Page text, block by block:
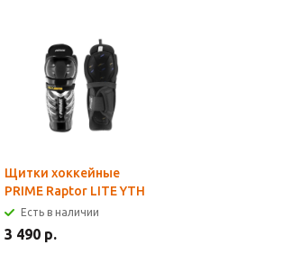
Щитки хоккейные
PRIME Raptor LITE YTH
Есть в наличии
3 490 р.